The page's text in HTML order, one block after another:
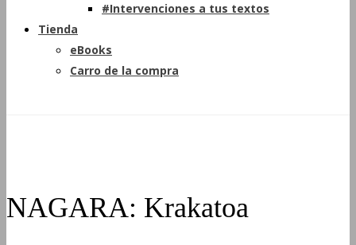
#Intervenciones a tus textos
Tienda
eBooks
Carro de la compra
NAGARA: Krakatoa